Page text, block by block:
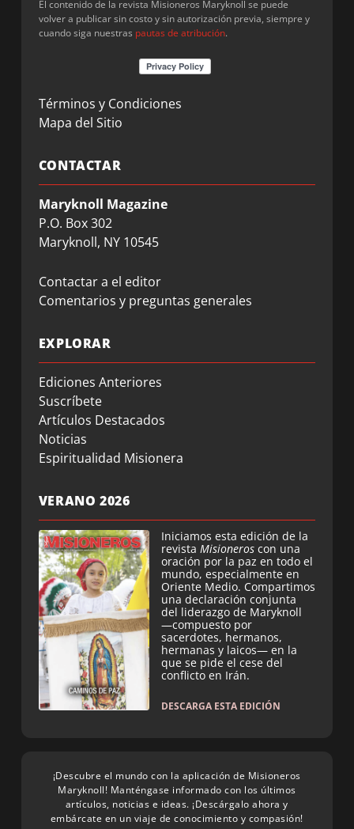
El contenido de la revista Misioneros Maryknoll se puede
volver a publicar sin costo y sin autorización previa, siempre y
cuando siga nuestras pautas de atribución.
Términos y Condiciones
Mapa del Sitio
CONTACTAR
Maryknoll Magazine
P.O. Box 302
Maryknoll, NY 10545
Contactar a el editor
Comentarios y preguntas generales
EXPLORAR
Ediciones Anteriores
Suscríbete
Artículos Destacados
Noticias
Espiritualidad Misionera
VERANO 2026
Iniciamos esta edición de la
revista Misioneros con una
oración por la paz en todo el
mundo, especialmente en
Oriente Medio. Compartimos
una declaración conjunta
del liderazgo de Maryknoll
—compuesto por
sacerdotes, hermanos,
hermanas y laicos— en la
que se pide el cese del
conflicto en Irán.
DESCARGA ESTA EDICIÓN
¡Descubre el mundo con la aplicación de Misioneros
Maryknoll! Manténgase informado con los últimos
artículos, noticias e ideas. ¡Descárgalo ahora y
embárcate en un viaje de conocimiento y compasión!